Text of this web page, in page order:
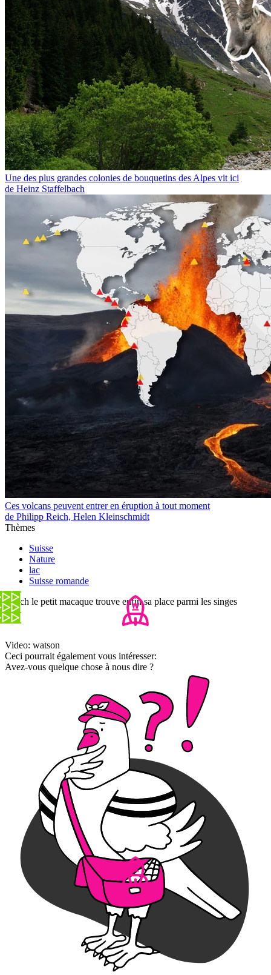
Une des plus grandes colonies de bouquetins des Alpes vit ici
de Heinz Staffelbach
Ces volcans peuvent entrer en éruption à tout moment
de Philipp Reich, Helen Kleinschmidt
Thèmes
Suisse
Nature
lac
Suisse romande
Punch le petit macaque trouve enfin sa place parmi les singes
Video: watson
Ceci pourrait également vous intéresser:
Avez-vous quelque chose à nous dire ?